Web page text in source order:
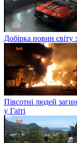
Добірка новин світу
Півсотні людей
у Гаїті